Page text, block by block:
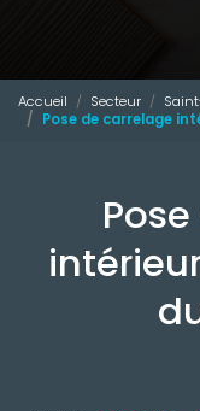
Accueil Secteur
Pose de carrelage